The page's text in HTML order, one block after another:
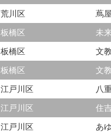
荒川区
蔦
板橋区
未
板橋区
文
板橋区
文
江戸川区
八
江戸川区
住
江戸川区
あ